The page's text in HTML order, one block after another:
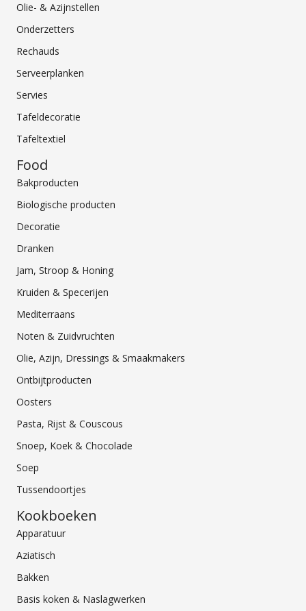
Olie- & Azijnstellen
Onderzetters
Rechauds
Serveerplanken
Servies
Tafeldecoratie
Tafeltextiel
Food
Bakproducten
Biologische producten
Decoratie
Dranken
Jam, Stroop & Honing
Kruiden & Specerijen
Mediterraans
Noten & Zuidvruchten
Olie, Azijn, Dressings & Smaakmakers
Ontbijtproducten
Oosters
Pasta, Rijst & Couscous
Snoep, Koek & Chocolade
Soep
Tussendoortjes
Kookboeken
Apparatuur
Aziatisch
Bakken
Basis koken & Naslagwerken